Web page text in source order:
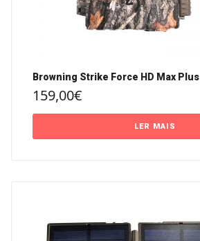
Browning Strike Force HD Max Plus
159,00€
LER MAIS